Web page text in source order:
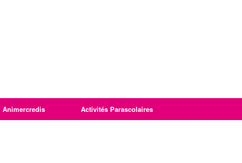
Animercredis Activités Parascolaires